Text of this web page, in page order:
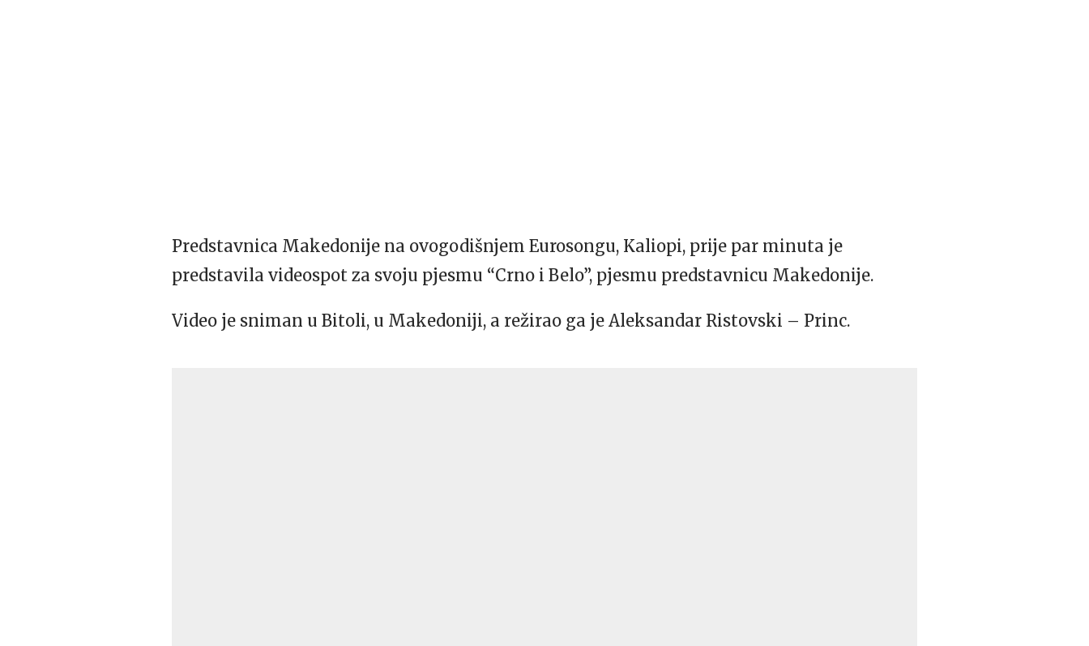
Predstavnica Makedonije na ovogodišnjem Eurosongu, Kaliopi, prije par minuta je
predstavila videospot za svoju pjesmu “Crno i Belo”, pjesmu predstavnicu Makedonije.
Video je sniman u Bitoli, u Makedoniji, a režirao ga je Aleksandar Ristovski – Princ.